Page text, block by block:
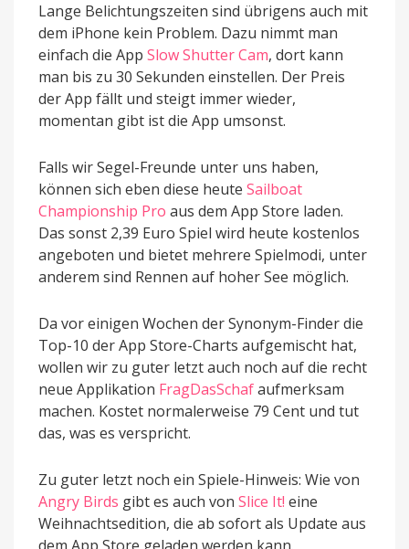
Lange Belichtungszeiten sind übrigens auch mit
dem iPhone kein Problem. Dazu nimmt man
einfach die App Slow Shutter Cam, dort kann
man bis zu 30 Sekunden einstellen. Der Preis
der App fällt und steigt immer wieder,
momentan gibt ist die App umsonst.
Falls wir Segel-Freunde unter uns haben,
können sich eben diese heute Sailboat
Championship Pro aus dem App Store laden.
Das sonst 2,39 Euro Spiel wird heute kostenlos
angeboten und bietet mehrere Spielmodi, unter
anderem sind Rennen auf hoher See möglich.
Da vor einigen Wochen der Synonym-Finder die
Top-10 der App Store-Charts aufgemischt hat,
wollen wir zu guter letzt auch noch auf die recht
neue Applikation FragDasSchafaufmerksam
machen. Kostet normalerweise 79 Cent und tut
das, was es verspricht.
Zu guter letzt noch ein Spiele-Hinweis: Wie von
Angry Birds gibt es auch von Slice It! eine
Weihnachtsedition, die ab sofort als Update aus